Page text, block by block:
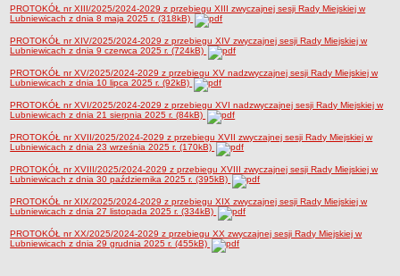
Drogi
Energia elektryczna
Meteorologiczne
Rozkłady jazdy autobusów
Wodociągi - ocena jakości wody
KONKURSY
Ogłoszenia o konkursach
Dane adresowe
Burmistrz Lubniewic
Zastępca Burmistrza Lubniewic
Sekretarz Gminy
PROTOKÓŁ nr XIII/2025/2024-2029 z przebiegu XIII zwyczajnej sesji Rady Miejskiej w
Lubniewicach z dnia 8 maja 2025 r. (318kB)
PROTOKÓŁ nr XIV/2025/2024-2029 z przebiegu XIV zwyczajnej sesji Rady Miejskiej w
Lubniewicach z dnia 9 czerwca 2025 r. (724kB)
PROTOKÓŁ nr XV/2025/2024-2029 z przebiegu XV nadzwyczajnej sesji Rady Miejskiej w
Lubniewicach z dnia 10 lipca 2025 r. (92kB)
PROTOKÓŁ nr XVI/2025/2024-2029 z przebiegu XVI nadzwyczajnej sesji Rady Miejskiej w
Lubniewicach z dnia 21 sierpnia 2025 r. (84kB)
PROTOKÓŁ nr XVII/2025/2024-2029 z przebiegu XVII zwyczajnej sesji Rady Miejskiej w
Lubniewicach z dnia 23 września 2025 r. (170kB)
PROTOKÓŁ nr XVIII/2025/2024-2029 z przebiegu XVIII zwyczajnej sesji Rady Miejskiej w
Lubniewicach z dnia 30 października 2025 r. (395kB)
PROTOKÓŁ nr XIX/2025/2024-2029 z przebiegu XIX zwyczajnej sesji Rady Miejskiej w
Lubniewicach z dnia 27 listopada 2025 r. (334kB)
PROTOKÓŁ nr XX/2025/2024-2029 z przebiegu XX zwyczajnej sesji Rady Miejskiej w
Lubniewicach z dnia 29 grudnia 2025 r. (455kB)